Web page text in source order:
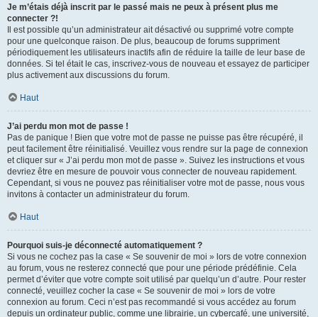
Je m’étais déjà inscrit par le passé mais ne peux à présent plus me
connecter ?!
Il est possible qu’un administrateur ait désactivé ou supprimé votre compte
pour une quelconque raison. De plus, beaucoup de forums suppriment
périodiquement les utilisateurs inactifs afin de réduire la taille de leur base de
données. Si tel était le cas, inscrivez-vous de nouveau et essayez de participer
plus activement aux discussions du forum.
Haut
J’ai perdu mon mot de passe !
Pas de panique ! Bien que votre mot de passe ne puisse pas être récupéré, il
peut facilement être réinitialisé. Veuillez vous rendre sur la page de connexion
et cliquer sur « J’ai perdu mon mot de passe ». Suivez les instructions et vous
devriez être en mesure de pouvoir vous connecter de nouveau rapidement.
Cependant, si vous ne pouvez pas réinitialiser votre mot de passe, nous vous
invitons à contacter un administrateur du forum.
Haut
Pourquoi suis-je déconnecté automatiquement ?
Si vous ne cochez pas la case « Se souvenir de moi » lors de votre connexion
au forum, vous ne resterez connecté que pour une période prédéfinie. Cela
permet d’éviter que votre compte soit utilisé par quelqu’un d’autre. Pour rester
connecté, veuillez cocher la case « Se souvenir de moi » lors de votre
connexion au forum. Ceci n’est pas recommandé si vous accédez au forum
depuis un ordinateur public, comme une librairie, un cybercafé, une université,